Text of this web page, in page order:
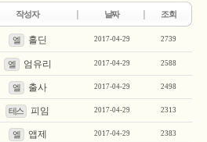
작성자 날짜 조회
엘 홀딘 2017-04-29 2739
엘 엄유리 2017-04-29 2588
엘 출사 2017-04-29 2498
테스 피임 2017-04-29 2313
엘 앱제 2017-04-29 2383